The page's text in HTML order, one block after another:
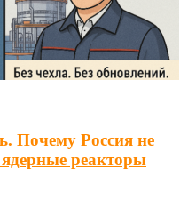
Почему Россия не
реакторы